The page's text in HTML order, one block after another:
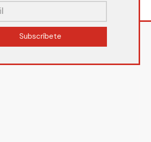
Subscríbete